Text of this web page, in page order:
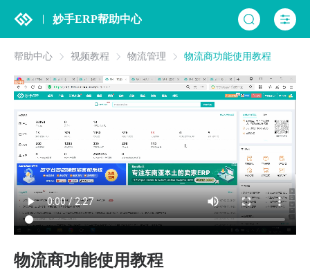
妙手ERP帮助中心
帮助中心 视频教程 物流管理 物流商功能使用教程
物流商功能使用教程